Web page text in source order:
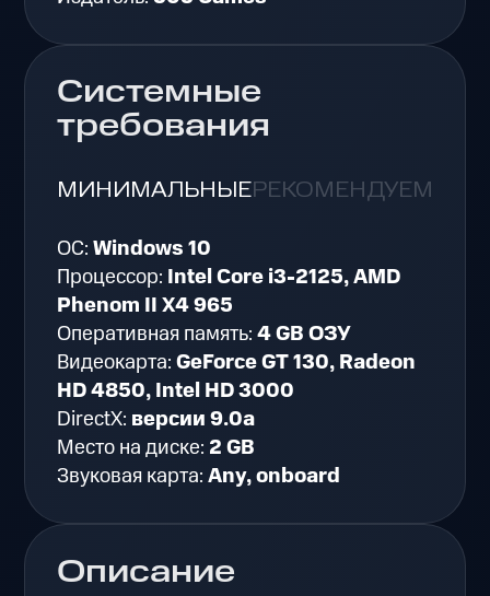
Описание
Системные
требования
МИНИМАЛЬНЫЕРЕКОМЕНДУЕМЫЕ
ОС:Windows 10
Процессор: Intel Core i3-2125, AMD
Phenom II X4 965
Оперативная память:4 GB ОЗУ
Видеокарта:GeForce GT 130, Radeon
HD 4850, Intel HD 3000
DirectX: версии 9.0a
Место на диске: 2 GB
Звуковая карта:Any, onboard